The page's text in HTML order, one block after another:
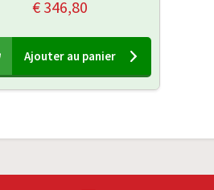
€ 346,80
Ajouter au panier